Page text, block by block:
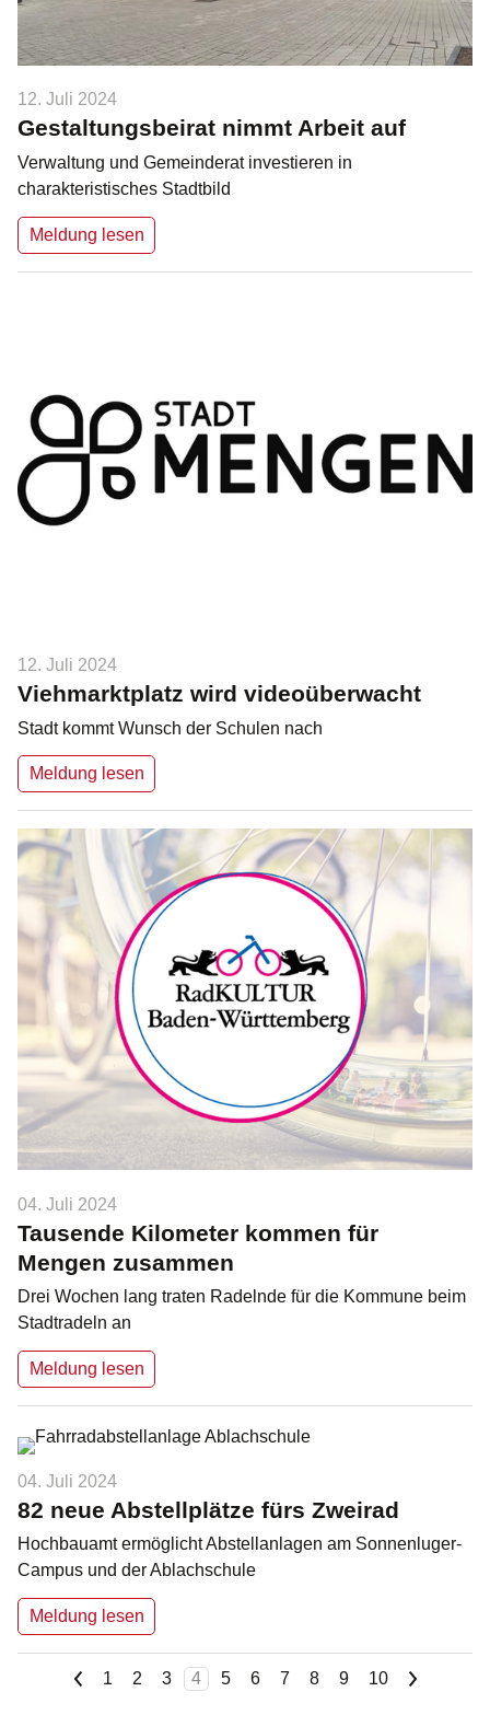
12. Juli 2024
Gestaltungsbeirat nimmt Arbeit auf
Verwaltung und Gemeinderat investieren in
charakteristisches Stadtbild
Meldung lesen
12. Juli 2024
Viehmarktplatz wird videoüberwacht
Stadt kommt Wunsch der Schulen nach
Meldung lesen
04. Juli 2024
Tausende Kilometer kommen für
Mengen zusammen
Drei Wochen lang traten Radelnde für die Kommune beim
Stadtradeln an
Meldung lesen
04. Juli 2024
82 neue Abstellplätze fürs Zweirad
Hochbauamt ermöglicht Abstellanlagen am Sonnenluger-
Campus und der Ablachschule
Meldung lesen
< 1 2 3 4 5 6 7 8 9 10 >